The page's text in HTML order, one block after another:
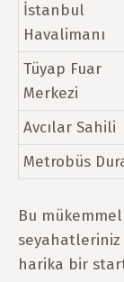
İstanbul
Havalimanı
Tüyap Fuar
Merkezi
Avcılar Sahili
Metrobüs
Bu
seyahatleriniz
harika bir